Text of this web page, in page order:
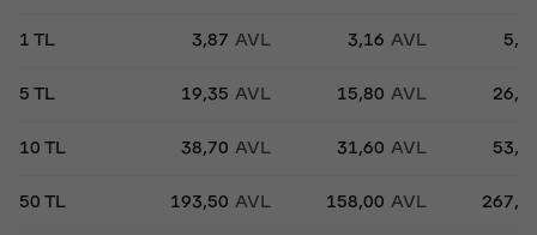
1 TL 3,87 AVL 3,16 AVL
5 TL 19,35 AVL 15,80 AVL
10 TL 38,70 AVL 31,60 AVL
50 TL 193,50 AVL 158,00 AVL